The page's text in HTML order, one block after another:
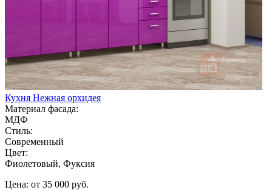
Кухня Нежная орхидея
Материал фасада:
МДФ
Стиль:
Современный
Цвет:
Фиолетовый, Фуксия
Цена: от 35 000 руб.